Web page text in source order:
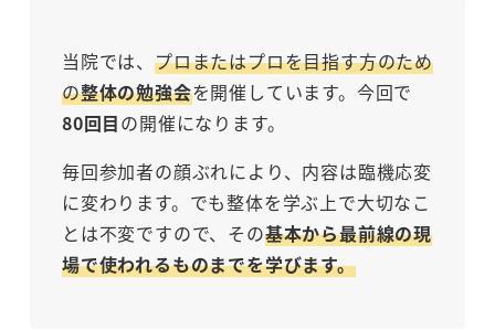
当院では、 プロまたはプロを目指す方のため
の整体の勉強会を開催しています。今回で
80回目の開催になります。
毎回参加者の顔ぶれにより、内容は臨機応変
に変わります。でも整体を学ぶ上で大切なこ
とは不変ですので、その基本から最前線の現
場で使われるものまでを学びます。